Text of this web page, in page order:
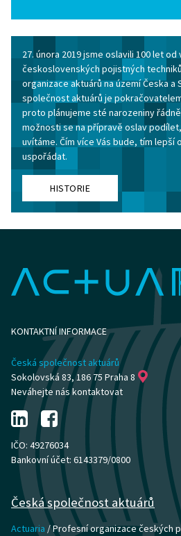
27. února 2019 jsme oslavili 100 let od
československých pojistných
organizace aktuárů na území Česka a
společnost aktuárů je
proto plánujeme sté narozeniny
možnosti se na přípravě oslav
uvítáme. Čím více Vás bude, tím lepší
uspořádat.
HISTORIE
KONTAKTNÍ INFORMACE
Česká společnost aktuárů
Sokolovská 83, 186 75 Praha 8
Neváhejte nás kontaktovat
IČO: 49276034
Bankovní účet: 6143379/0800
Česká společnost aktuárů
Actuaria / Profesní organizace českých